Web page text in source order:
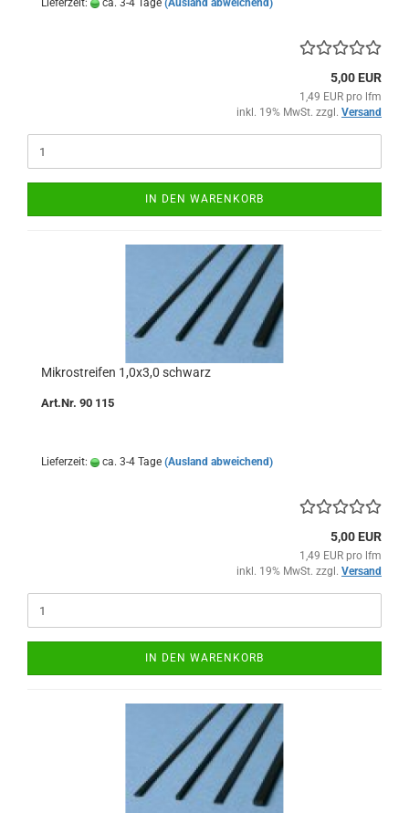
Lieferzeit: ca. 3-4 Tage (Ausland abweichend)
5,00 EUR
1,49 EUR pro lfm
inkl. 19% MwSt. zzgl. Versand
IN DEN WARENKORB
Mikrostreifen 1,0x3,0 schwarz
Art.Nr. 90 115
Lieferzeit: ca. 3-4 Tage (Ausland abweichend)
5,00 EUR
1,49 EUR pro lfm
inkl. 19% MwSt. zzgl. Versand
IN DEN WARENKORB